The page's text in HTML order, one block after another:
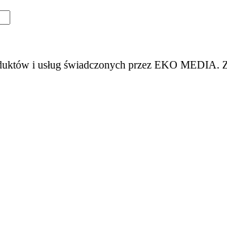
i usług świadczonych przez EKO MEDIA.